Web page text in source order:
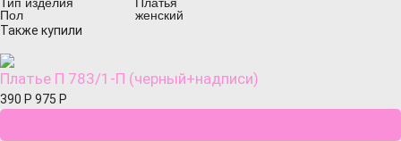
Пол
женский
Также купили
Платье П 783/1-П (черный+надписи)
390 Р 975 Р